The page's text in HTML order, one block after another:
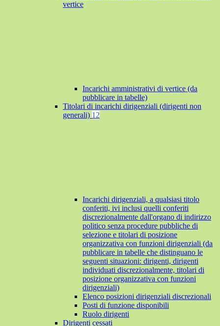
vertice
Incarichi amministrativi di vertice (da
pubblicare in tabelle)
Titolari di incarichi dirigenziali (dirigenti non
generali) 12
Incarichi dirigenziali, a qualsiasi titolo
conferiti, ivi inclusi quelli conferiti
discrezionalmente dall'organo di indirizzo
politico senza procedure pubbliche di
selezione e titolari di posizione
organizzativa con funzioni dirigenziali (da
pubblicare in tabelle che distinguano le
seguenti situazioni: dirigenti, dirigenti
individuati discrezionalmente, titolari di
posizione organizzativa con funzioni
dirigenziali)
Elenco posizioni dirigenziali discrezionali
Posti di funzione disponibili
Ruolo dirigenti
Dirigenti cessati